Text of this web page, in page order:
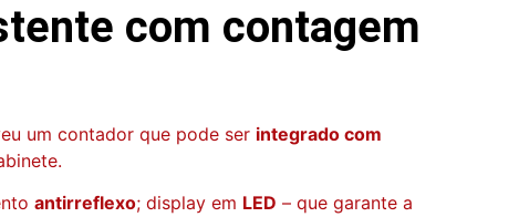
com contagem
um contador que pode ser integrado com
antirreflexo; display em LED – que garante a